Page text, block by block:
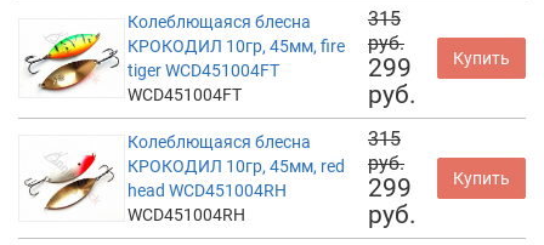
Колеблющаяся блесна
КРОКОДИЛ 10гр, 45мм, fire
tiger WCD451004FT
WCD451004FT
315
руб.
299
руб.
Купить
Колеблющаяся блесна
КРОКОДИЛ 10гр, 45мм, red
head WCD451004RH
WCD451004RH
315
руб.
299
руб.
Купить